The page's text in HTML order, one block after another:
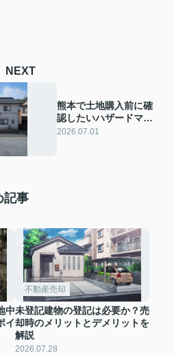
NEXT
熊本で土地購入前に確
認したいハザードマッ
プ！洪水や土砂災害と
2026.07.01
記事
中
イ
不動産売却
未登記建物の登記は必要か？売
却時のメリットとデメリットを
解説
2026.07.28